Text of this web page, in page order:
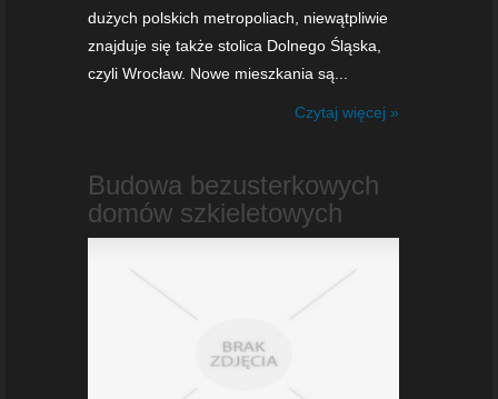
dużych polskich metropoliach, niewątpliwie
znajduje się także stolica Dolnego Śląska,
czyli Wrocław. Nowe mieszkania są...
Czytaj więcej »
Budowa bezusterkowych
domów szkieletowych